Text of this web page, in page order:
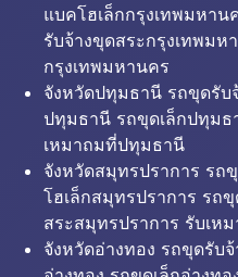
แบคโฮเล็กกรุงเทพมหา
รับจ้างขุดสระกรุงเทพมห
กรุงเทพมหานคร
จังหวัดปทุมธานี รถขุดรับ
ปทุมธานี รถขุดเล็กปทุม
เหมาถมที่ปทุมธานี
จังหวัดสมุทรปราการ รถ
โฮเล็กสมุทรปราการ รถ
สระสมุทรปราการ รับเห
จังหวัดอ่างทอง รถขุดรับ